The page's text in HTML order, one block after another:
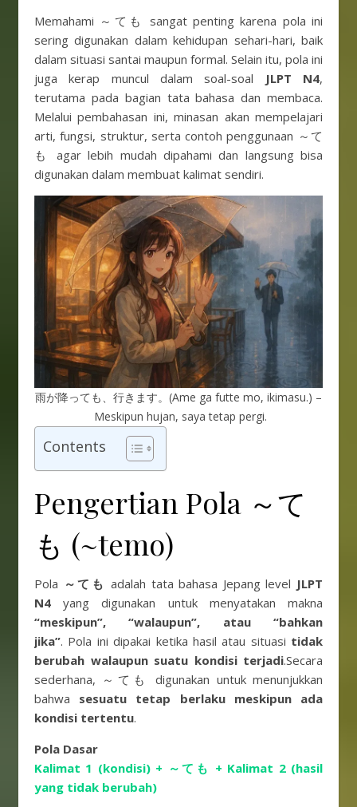
Memahami ～ても sangat penting karena pola ini
sering digunakan dalam kehidupan sehari-hari, baik
dalam situasi santai maupun formal. Selain itu, pola ini
juga kerap muncul dalam soal-soal
JLPT N4,
terutama pada bagian tata bahasa dan membaca.
Melalui pembahasan ini, minasan akan mempelajari
arti, fungsi, struktur, serta contoh penggunaan ～て
も agar lebih mudah dipahami dan langsung bisa
digunakan dalam membuat kalimat sendiri.
雨が降っても、行きます。(Ame ga futte mo, ikimasu.) –
Meskipun hujan, saya tetap pergi.
Contents
Pengertian Pola ～て
も (~temo)
Pola ～ても adalah tata bahasa Jepang level JLPT
N4 yang digunakan untuk menyatakan makna
“meskipun”, “walaupun”, atau “bahkan
jika”. Pola ini dipakai ketika hasil atau situasi tidak
berubah walaupun suatu kondisi terjadi.Secara
sederhana, ～ても digunakan untuk menunjukkan
bahwa sesuatu tetap berlaku meskipun ada
kondisi tertentu.
Pola Dasar
Kalimat 1 (kondisi) + ～ても + Kalimat 2 (hasil
yang tidak berubah)